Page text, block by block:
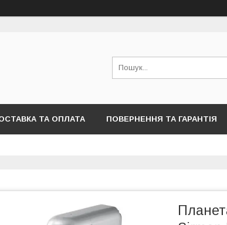
ТА ОПЛАТА ПОВЕРНЕННЯ ТА ГАРАНТІЯ